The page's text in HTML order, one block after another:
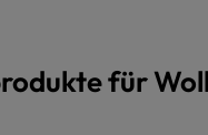
für